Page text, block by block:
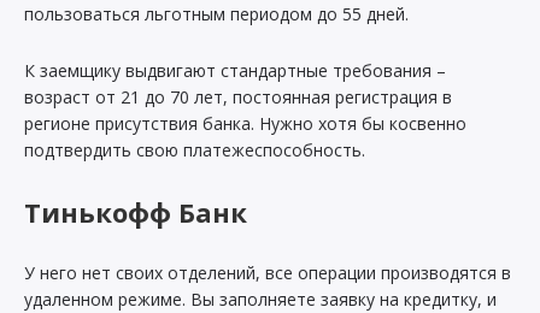
пользоваться льготным периодом до 55 дней.
К заемщику выдвигают стандартные требования –
возраст от 21 до 70 лет, постоянная регистрация в
регионе присутствия банка. Нужно хотя бы косвенно
подтвердить свою платежеспособность.
Тинькофф Банк
У него нет своих отделений, все операции производятся в
удаленном режиме. Вы заполняете заявку на кредитку, и